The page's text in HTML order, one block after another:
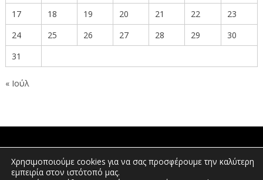
17
18 19 20 21 22
23
24
25 26 27 28 29
30
31
« Ιούλ
ΠΟΛΙΤΕΣ
Χρησιμοποιούμε cookies για να σας προσφέρουμε την καλύτερη
εμπειρία στον ιστότοπό μας.